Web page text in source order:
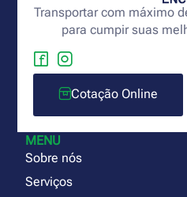
Transportar com máximo
para cumpir suas
Cotação Online
MENU
Sobre nós
Serviços